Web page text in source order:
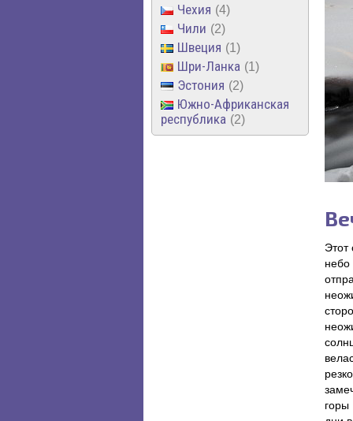
Чехия 4
Чили 2
Швеция 1
Шри-Ланка 1
Эстония 2
Южно-Африканская
республика
2
Этот